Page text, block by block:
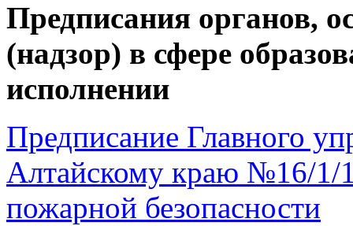
Предписания органов,
(надзор) в сфере
исполнении
Предписание Главного
Алтайскому краю №16/1/
пожарной безопасности